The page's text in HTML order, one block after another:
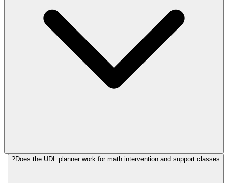
Does the UDL planner work for math intervention and support classes?